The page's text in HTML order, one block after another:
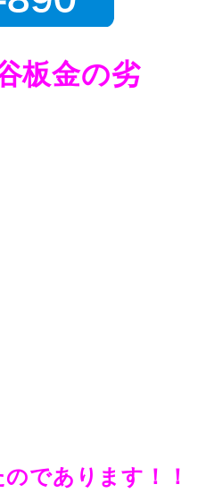
板金の劣
であります！！